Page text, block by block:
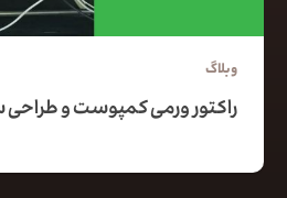
وبلاگ
راکتور ورمی کمپوست و